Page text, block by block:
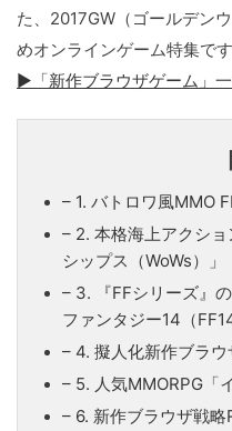
た、2017GW（ゴールデン
めオンラインゲーム特集です
▶「新作ブラウザゲーム」一
– 1. バトロワ風MMO
– 2. 本格海上アクシ
シップス（WoWs）」
– 3. 『FFシリーズ』
ファンタジー14（
– 4. 擬人化新作ブラウ
– 5. 人気MMORPG「
– 6. 新作ブラウザ戦